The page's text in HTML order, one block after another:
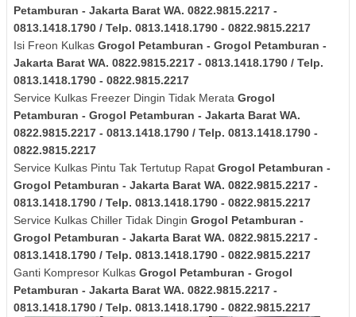
Petamburan - Jakarta Barat WA. 0822.9815.2217 -
0813.1418.1790 / Telp. 0813.1418.1790 - 0822.9815.2217
Isi Freon Kulkas Grogol Petamburan - Grogol Petamburan -
Jakarta Barat WA. 0822.9815.2217 - 0813.1418.1790 / Telp.
0813.1418.1790 - 0822.9815.2217
Service Kulkas Freezer Dingin Tidak Merata Grogol
Petamburan - Grogol Petamburan - Jakarta Barat WA.
0822.9815.2217 - 0813.1418.1790 / Telp. 0813.1418.1790 -
0822.9815.2217
Service Kulkas Pintu Tak Tertutup Rapat Grogol Petamburan -
Grogol Petamburan - Jakarta Barat WA. 0822.9815.2217 -
0813.1418.1790 / Telp. 0813.1418.1790 - 0822.9815.2217
Service Kulkas Chiller Tidak Dingin Grogol Petamburan -
Grogol Petamburan - Jakarta Barat WA. 0822.9815.2217 -
0813.1418.1790 / Telp. 0813.1418.1790 - 0822.9815.2217
Ganti Kompresor Kulkas Grogol Petamburan - Grogol
Petamburan - Jakarta Barat WA. 0822.9815.2217 -
0813.1418.1790 / Telp. 0813.1418.1790 - 0822.9815.2217